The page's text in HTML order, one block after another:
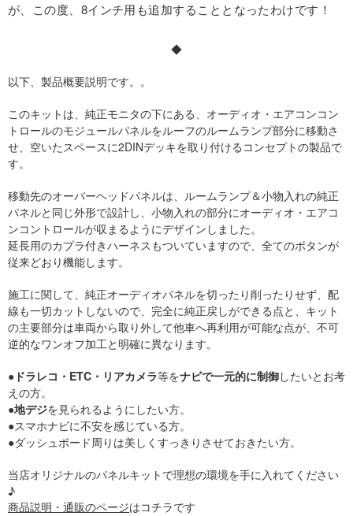
が、この度、8インチ用も追加することとなったわけです！
◆
以下、製品概要説明です。。
このキットは、純正モニタの下にある、オーディオ・エアコンコン
トロールのモジュールパネルをルーフのルームランプ部分に移動さ
せ、空いたスペースに2DINデッキを取り付けるコンセプトの製品で
す。
移動先のオーバーヘッドパネルは、ルームランプ＆小物入れの純正
パネルと同じ外形で設計し、小物入れの部分にオーディオ・エアコ
ンコントロールが収まるようにデザインしました。
延長用のカプラ付きハーネスもついていますので、全てのボタンが
従来どおり機能します。
施工に関して、純正オーディオパネルを切ったり削ったりせず、配
線も一切カットしないので、完全に純正戻しができる点と、キット
の主要部分は車両から取り外して他車へ再利用が可能な点が、不可
逆的なワンオフ加工と明確に異なります。
● ドラレコ・ETC・リアカメラ等をナビで一元的に制御したいとお考
えの方。
●地デジを見られるようにしたい方。
●スマホナビに不安を感じている方。
●ダッシュボード周りは美しくすっきりさせておきたい方。
当店オリジナルのパネルキットで理想の環境を手に入れてください
♪
商品説明・通販のページはコチラです